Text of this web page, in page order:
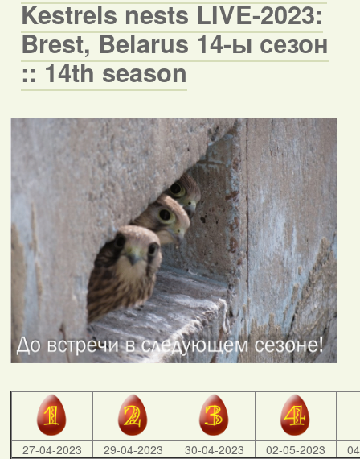
Kestrels nests LIVE-2023:
Brest, Belarus 14-ы сезон
:: 14th season
27-04-2023 29-04-2023 30-04-2023 02-05-2023